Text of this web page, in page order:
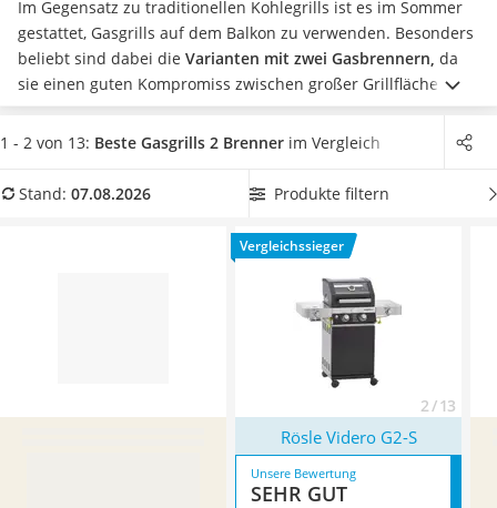
Tiefbrunnenpumpe
Fliesenschneider
Hochdruckreiniger
Doppelschleifer
Überwachungskamera
Benzinrasenmäher mit Elektrostart
Löschdecke
Im Gegensatz zu traditionellen Kohlegrills ist es im Sommer
gestattet, Gasgrills auf dem Balkon zu verwenden. Besonders
beliebt sind dabei die Varianten mit zwei Gasbrennern, da
sie einen guten Kompromiss zwischen großer Grillfläche und
kompakter Größe bieten. Nutzen Sie die ersten warmen Tage
des Jahres undkaufen Sie jetzt Ihren neuen Gasgrill.
Sie auf dem heimischen Balkon die neue Grillsaison einleiten.
mit seinen Eigenschaften.
1 - 2 von 13: Beste Gasgrills 2 Brenner im Vergleich
Stand: 07.08.2026 Produkte filtern
Vergleichssieger
2 / 13
Rösle Videro G2-S
Unsere Bewertung
SEHR GUT